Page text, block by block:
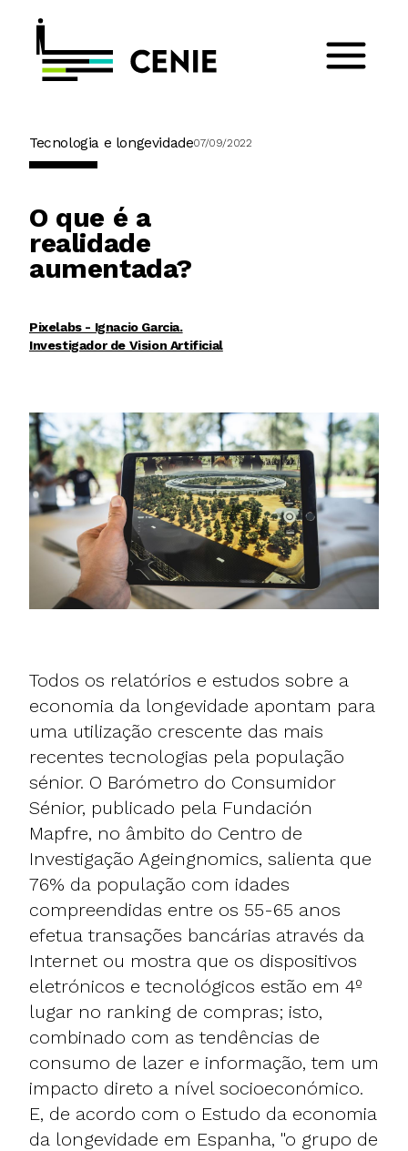
Tecnologia e longevidade07/09/2022
O que é a
realidade
aumentada?
Pixelabs - Ignacio Garcia.
Investigador de Vision Artificial
Todos os relatórios e estudos sobre a
economia da longevidade apontam para
uma utilização crescente das mais
recentes tecnologias pela população
sénior. O Barómetro do Consumidor
Sénior, publicado pela Fundación
Mapfre, no âmbito do Centro de
Investigação Ageingnomics, salienta que
76% da população com idades
compreendidas entre os 55-65 anos
efetua transações bancárias através da
Internet ou mostra que os dispositivos
eletrónicos e tecnológicos estão em 4º
lugar no ranking de compras; isto,
combinado com as tendências de
consumo de lazer e informação, tem um
impacto direto a nível socioeconómico.
E, de acordo com o Estudo da economia
da longevidade em Espanha, "o grupo de